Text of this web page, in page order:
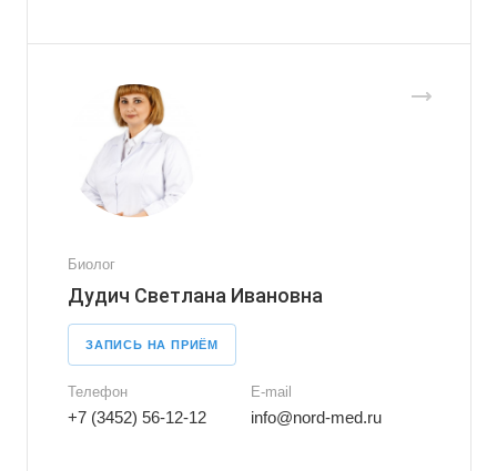
Биолог
Дудич Светлана Ивановна
ЗАПИСЬ НА ПРИЁМ
Телефон
+7 (3452) 56-12-12
E-mail
info@nord-med.ru